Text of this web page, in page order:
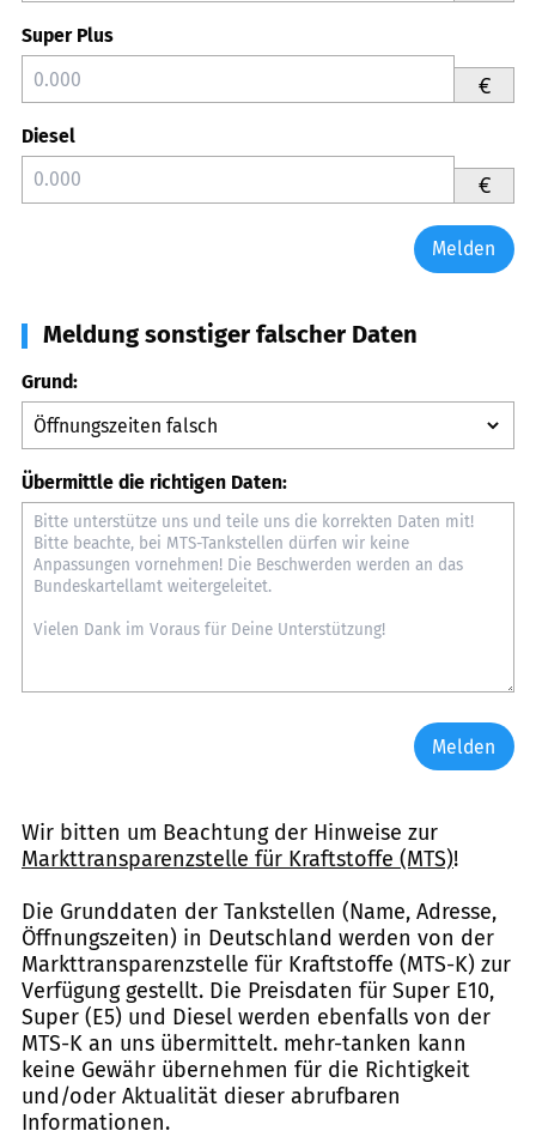
Super Plus
€
Diesel
€
Melden
Meldung sonstiger falscher Daten
Grund:
Übermittle die richtigen Daten:
Melden
Wir bitten um Beachtung der Hinweise zur
Markttransparenzstelle für Kraftstoffe (MTS)!
Die Grunddaten der Tankstellen (Name, Adresse,
Öffnungszeiten) in Deutschland werden von der
Markttransparenzstelle für Kraftstoffe (MTS-K) zur
Verfügung gestellt. Die Preisdaten für Super E10,
Super (E5) und Diesel werden ebenfalls von der
MTS-K an uns übermittelt. mehr-tanken kann
keine Gewähr übernehmen für die Richtigkeit
und/oder Aktualität dieser abrufbaren
Informationen.